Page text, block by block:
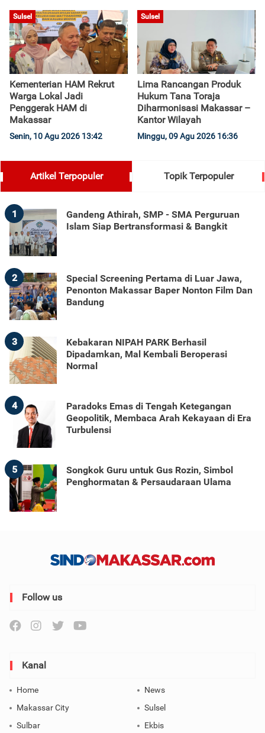
Sulsel
Kementerian HAM Rekrut
Warga Lokal Jadi
Penggerak HAM di
Makassar
Senin, 10 Agu 2026 13:42
Sulsel
Lima Rancangan Produk
Hukum Tana Toraja
Diharmonisasi Makassar –
Kantor Wilayah
Minggu, 09 Agu 2026 16:36
Artikel Terpopuler Topik Terpopuler
1
Gandeng Athirah, SMP - SMA Perguruan
Islam Siap Bertransformasi & Bangkit
2
Special Screening Pertama di Luar Jawa,
Penonton Makassar Baper Nonton Film Dan
Bandung
3
Kebakaran NIPAH PARK Berhasil
Dipadamkan, Mal Kembali Beroperasi
Normal
4
Paradoks Emas di Tengah Ketegangan
Geopolitik, Membaca Arah Kekayaan di Era
Turbulensi
5
Songkok Guru untuk Gus Rozin, Simbol
Penghormatan & Persaudaraan Ulama
Follow us
Kanal
Home
News
Makassar City
Sulsel
Sulbar
Ekbis